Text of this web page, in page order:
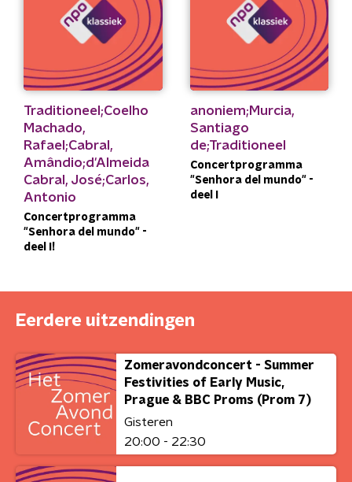
Traditioneel;Coelho
Machado,
Rafael;Cabral,
Amândio;d'Almeida
Cabral, José;Carlos,
Antonio
Concertprogramma
"Senhora del mundo" -
deel I!
anoniem;Murcia,
Santiago
de;Traditioneel
Concertprogramma
"Senhora del mundo" -
deel I
Eerdere uitzendingen
Zomeravondconcert - Summer
Festivities of Early Music,
Prague & BBC Proms (Prom 7)
Gisteren
20:00 - 22:30